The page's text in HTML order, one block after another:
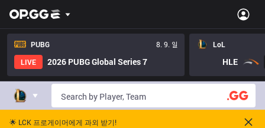
PUBG
8. 9. 일
LIVE
2026 PUBG Global Series 7
LoL
HLE
🌟 LCK 프로게이머에게 과외 받기!